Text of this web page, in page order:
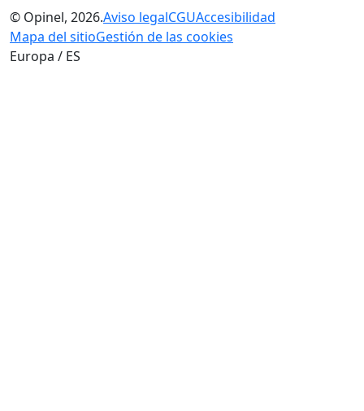
© Opinel, 2026.Aviso legalCGUAccesibilidad
Mapa del sitioGestión de las cookies
Europa / ES